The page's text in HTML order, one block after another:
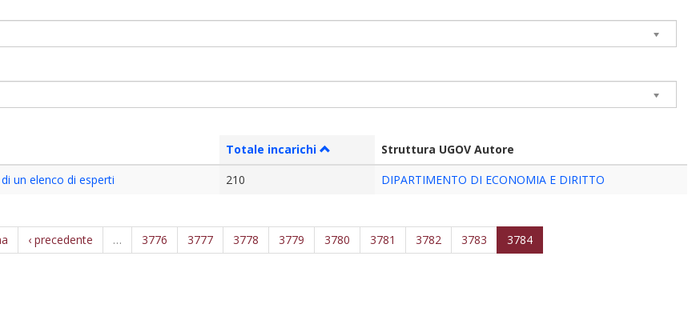
Totale incarichi
Struttura UGOV Autore
un elenco di esperti
210 DIPARTIMENTO DI ECONOMIA E DIRITTO
‹ precedente … 3776 3777 3778 3779 3780 3781 3782 3783 3784